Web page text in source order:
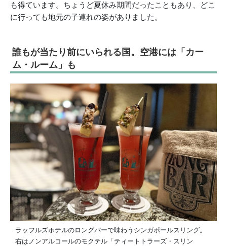
も得ています。ちょうど夏休み期間だったこともあり、どこ
に行っても地元の子連れの姿がありました。
誰もが当たり前にいられる国。空港には「カー
ム・ルーム」も
ラッフルズホテルのロングバーで味わうシンガポールスリング。
右はノンアルコールのモクテル「ティートトラーズ・スリン